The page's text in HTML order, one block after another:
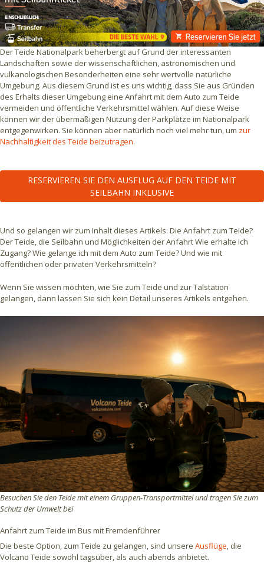
Der Teide Nationalpark beherbergt auf Grund der interessanten
Landschaften sowie der wissenschaftlichen, astronomischen und
vulkanologischen Besonderheiten eine sehr wertvolle natürliche
Umgebung. Aus diesem Grund ist es uns wichtig, dass Sie aus Gründen
des Erhalts dieser Umgebung eine Anfahrt mit dem Auto zum Teide
vermeiden und öffentliche Verkehrsmittel wählen. Auf diese Weise
können wir der übermäßigen Nutzung der Parkplätze im Nationalpark
entgegenwirken. Sie können aber natürlich noch viel mehr tun, um zur
Nachhaltigkeit des Teide beizutragen.
RESERVIEREN SIE DEN AUSFLUG AUF DEN TEIDE MIT
SEILBAHN INKLUSIVE
Und so gelangen wir zum Inhalt dieses Artikels: Die Anfahrt zum Teide?
Der Teide, die Seilbahn und Möglichkeiten der Anfahrt Wie erhalte ich
Zugang? Wie gelange ich mit dem Auto zum Teide? Und wie mit
öffentlichen oder privaten Verkehrsmitteln?
Wenn Sie wissen möchten, wie Sie zum Teide und zur Talstation
gelangen, dann lassen Sie sich kein Detail unseres Artikels entgehen.
Besuchen Sie den Teide mit einem Gruppen-Transportmittel und tragen Sie zum
Schutz der Umwelt bei
Anfahrt zum Teide im Bus mit Fremdenführer
Die beste Option, zum Teide zu gelangen, sind unsere Ausflüge, die
Volcano Teide sowohl tagsüber, als auch abends anbietet.